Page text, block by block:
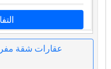
عقارات شقة